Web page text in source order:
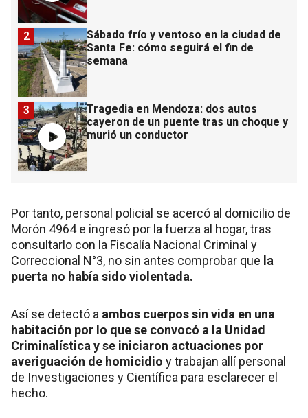
Sábado frío y ventoso en la ciudad de
Santa Fe: cómo seguirá el fin de
semana
2
Tragedia en Mendoza: dos autos
cayeron de un puente tras un choque y
murió un conductor
3
Por tanto, personal policial se acercó al domicilio de
Morón 4964 e ingresó por la fuerza al hogar, tras
consultarlo con la Fiscalía Nacional Criminal y
Correccional N°3, no sin antes comprobar que la
puerta no había sido violentada.
Así se detectó a ambos cuerpos sin vida en una
habitación por lo que se convocó a la Unidad
Criminalística y se iniciaron actuaciones por
averiguación de homicidio y trabajan allí personal
de Investigaciones y Científica para esclarecer el
hecho.